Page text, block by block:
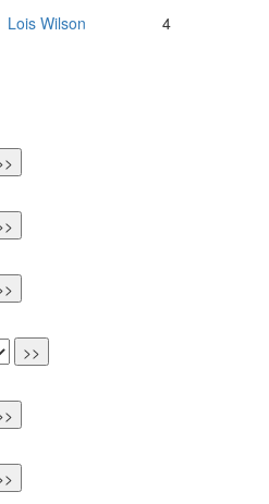
Lois Wilson 4